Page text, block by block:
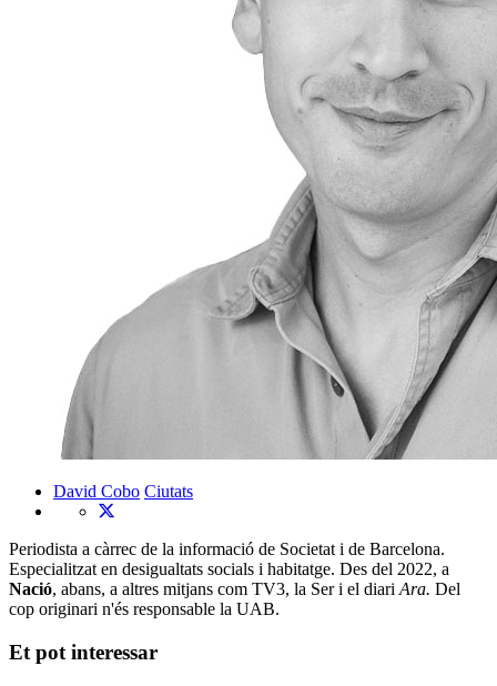
David Cobo Ciutats
Periodista a càrrec de la informació de Societat i de Barcelona.
Especialitzat en desigualtats socials i habitatge. Des del 2022, a
Nació, abans, a altres mitjans com TV3, la Ser i el diari Ara. Del
cop originari n'és responsable la UAB.
Et pot interessar